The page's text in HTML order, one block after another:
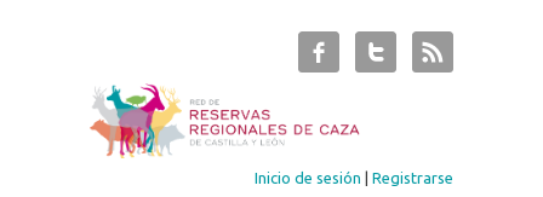
Inicio de sesión |Registrarse